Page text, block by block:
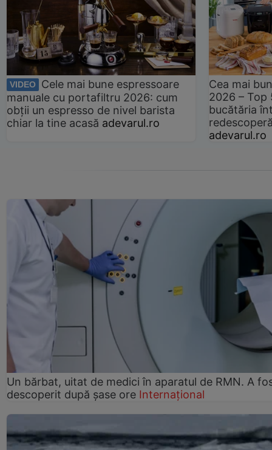
VIDEO
Cele mai bune espressoare
manuale cu portafiltru 2026: cum
obții un espresso de nivel barista
chiar la tine acasă adevarul.ro
Cea mai
2026 –
bucătăria
adevarul.ro
Un bărbat, uitat de medici în aparatul de RMN. A
descoperit după șase ore Internațional